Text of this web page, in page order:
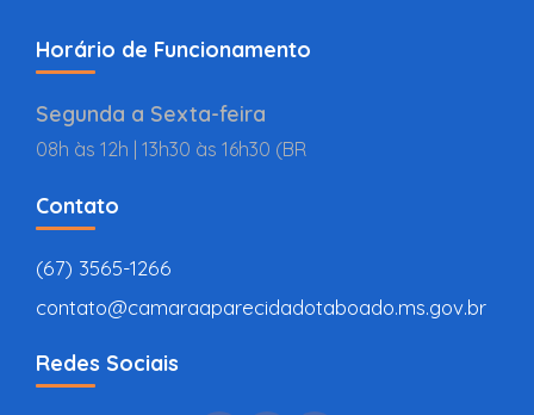
Horário de Funcionamento
Segunda a Sexta-feira
08h às 12h | 13h30 às 16h30 (BR
Contato
(67) 3565-1266
contato@camaraaparecidadotaboado.ms.gov.br
Redes Sociais